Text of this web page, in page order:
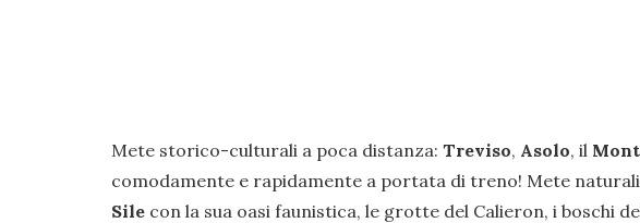
Mete storico-culturali a poca distanza: Treviso, Asolo, il
comodamente e rapidamente a portata di treno! Mete
Sile con la sua oasi faunistica, le grotte del Calieron, i boschi